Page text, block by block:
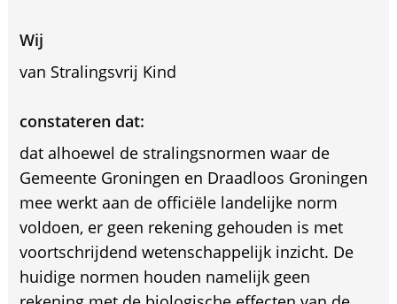
Wij
van Stralingsvrij Kind
constateren dat:
dat alhoewel de stralingsnormen waar de
Gemeente Groningen en Draadloos Groningen
mee werkt aan de officiële landelijke norm
voldoen, er geen rekening gehouden is met
voortschrijdend wetenschappelijk inzicht. De
huidige normen houden namelijk geen